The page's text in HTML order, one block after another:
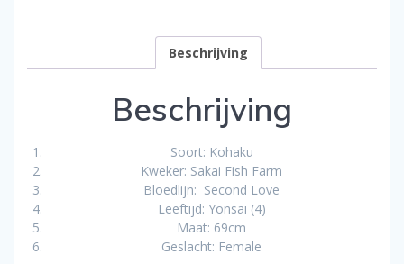
Beschrijving
Beschrijving
Soort: Kohaku
Kweker: Sakai Fish Farm
Bloedlijn: Second Love
Leeftijd: Yonsai (4)
Maat: 69cm
Geslacht: Female